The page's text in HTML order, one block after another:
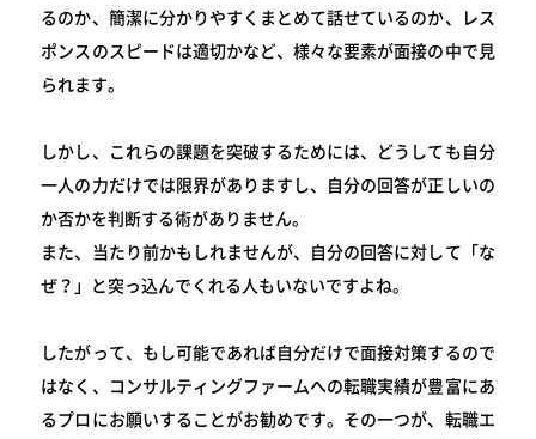
るのか、簡潔に分かりやすくまとめて話せているのか、レス
ポンスのスピードは適切かなど、様々な要素が面接の中で見
られます。
しかし、これらの課題を突破するためには、どうしても自分
一人の力だけでは限界がありますし、自分の回答が正しいの
か否かを判断する術がありません。
また、当たり前かもしれませんが、自分の回答に対して「な
ぜ？」と突っ込んでくれる人もいないですよね。
したがって、もし可能であれば自分だけで面接対策するので
はなく、コンサルティングファームへの転職実績が豊富にあ
るプロにお願いすることがお勧めです。その一つが、転職エ